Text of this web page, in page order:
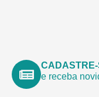
e receba